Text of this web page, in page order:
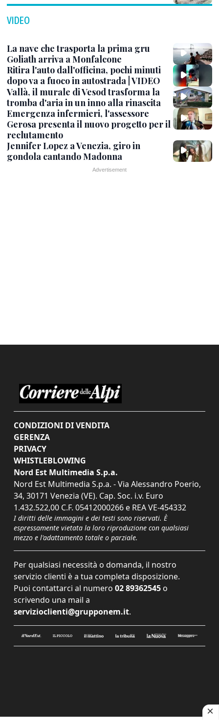
VIDEO
La nave che trasporta la prima gru
Goliath arriva a Monfalcone
Ritira l'auto dall'officina, pochi minuti
dopo va a fuoco in autostrada | VIDEO
Vallà, il murale di Vesod trasforma la
tromba d'aria in un inno alla rinascita
Emergenza infermieri, l'assessore
Gerosa presenta il nuovo progetto per il
reclutamento
Jennifer Lopez a Venezia, giro in
gondola cantando Madonna
CONDIZIONI DI VENDITA
GERENZA
PRIVACY
WHISTLEBLOWING
Nord Est Multimedia S.p.a.
Nord Est Multimedia S.p.a. - Via Alessandro Poerio,
34, 30171 Venezia (VE). Cap. Soc. i.v. Euro
1.432.522,00 C.F. 05412000266 e REA VE-454332
I diritti delle immagini e dei testi sono riservati. È
espressamente vietata la loro riproduzione con qualsiasi
mezzo e l'adattamento totale o parziale.
Per qualsiasi necessità o domanda, il nostro
servizio clienti è a tua completa disposizione.
Puoi contattarci al numero 02 89362545 o
scrivendo una mail a
servizioclienti@grupponem.it.